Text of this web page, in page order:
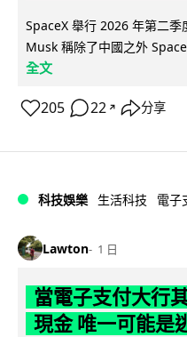
SpaceX 舉行 2026 年第二
Musk 稱除了中國之外
全文
205 22 ↗ 分享
科技娛樂 生活科技 電子
Lawton 1 日
當電子支付大行
現金 唯一可能是